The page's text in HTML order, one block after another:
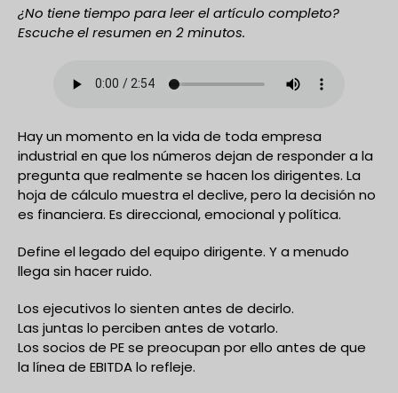
¿No tiene tiempo para leer el artículo completo?
Escuche el resumen en 2 minutos.
Hay un momento en la vida de toda empresa
industrial en que los números dejan de responder a la
pregunta que realmente se hacen los dirigentes. La
hoja de cálculo muestra el declive, pero la decisión no
es financiera. Es direccional, emocional y política.
Define el legado del equipo dirigente. Y a menudo
llega sin hacer ruido.
Los ejecutivos lo sienten antes de decirlo.
Las juntas lo perciben antes de votarlo.
Los socios de PE se preocupan por ello antes de que
la línea de EBITDA lo refleje.